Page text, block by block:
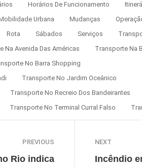
Horários De Funcionamento
Urbana Mudanças
Rota Sábados Serviços
Na Avenida Das Américas
Transporte Na
No Barra Shopping
Transporte No Jardim Oceânico
Transporte No Recreio Dos Bandeirantes
Transporte No Terminal Curral Falso
PREVIOUS
Rio indica
NEXT
Incêndio